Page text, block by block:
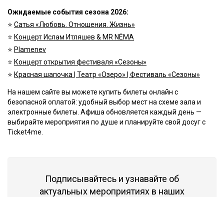
Ожидаемые события сезона 2026:
⭐️ Сатья «Любовь. Отношения. Жизнь»
⭐️ Концерт Ислам Итляшев & MR NËMA
⭐️ Plamenev
⭐️ Концерт открытия фестиваля «Сезоны»
⭐️ Красная шапочка | Театр «Озеро» | Фестиваль «Сезоны»
На нашем сайте вы можете купить билеты онлайн с
безопасной оплатой: удобный выбор мест на схеме зала и
электронные билеты. Афиша обновляется каждый день —
выбирайте мероприятия по душе и планируйте свой досуг с
Ticket4me.
Подписывайтесь и узнавайте об
актуальных мероприятиях в наших